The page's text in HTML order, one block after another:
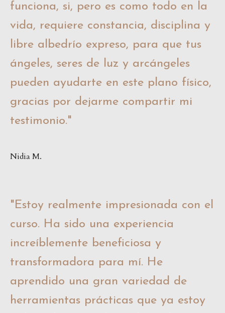
funciona, si, pero es como todo en la
vida, requiere constancia, disciplina y
libre albedrío expreso, para que tus
ángeles, seres de luz y arcángeles
pueden ayudarte en este plano físico,
gracias por dejarme compartir mi
testimonio."
Nidia M.
"Estoy realmente impresionada con el
curso. Ha sido una experiencia
increíblemente beneficiosa y
transformadora para mí. He
aprendido una gran variedad de
herramientas prácticas que ya estoy